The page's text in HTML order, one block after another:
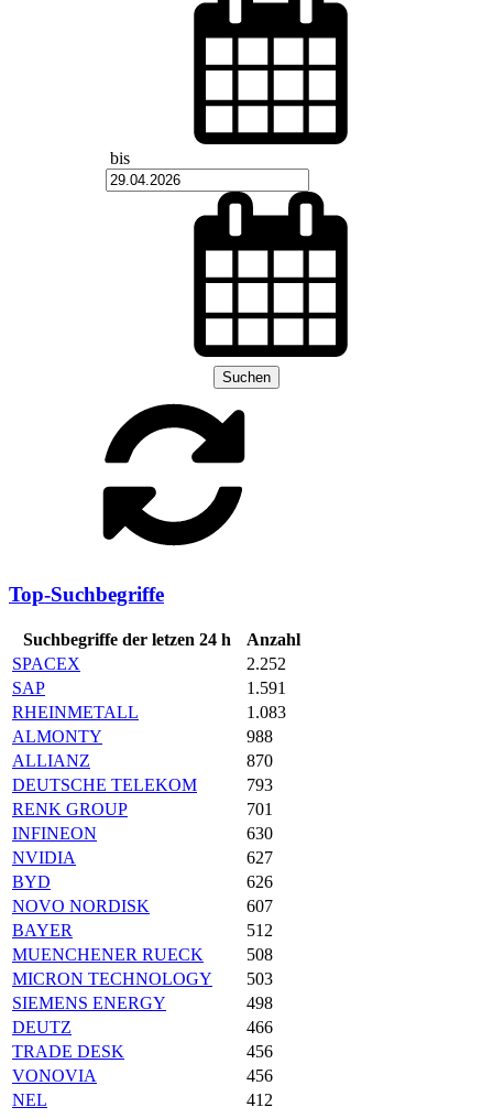
bis
Suchen
Top-Suchbegriffe
Suchbegriffe der letzen 24 h
Anzahl
SPACEX
2.252
SAP
1.591
RHEINMETALL
1.083
ALMONTY
988
ALLIANZ
870
DEUTSCHE TELEKOM
793
RENK GROUP
701
INFINEON
630
NVIDIA
627
BYD
626
NOVO NORDISK
607
BAYER
512
MUENCHENER RUECK
508
MICRON TECHNOLOGY
503
SIEMENS ENERGY
498
DEUTZ
466
TRADE DESK
456
VONOVIA
456
NEL
412